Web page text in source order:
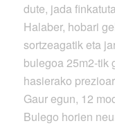
dute, jada
Halaber, hobari
sortzeagatik eta
bulegoa 25m2-tik
hasierako
Gaur egun, 12
Bulego horien